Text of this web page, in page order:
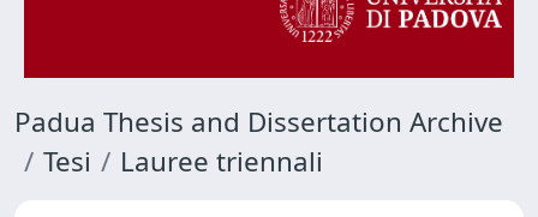
Padua Thesis and Dissertation Archive
Tesi
Lauree triennali